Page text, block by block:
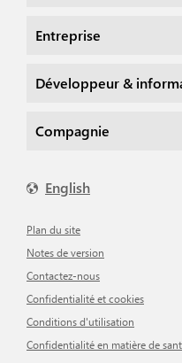
Entreprise
Développeur &
Compagnie
English
Plan du site
Notes de version
Contactez-nous
Confidentialité et cookies
Conditions d'utilisation
Confidentialité en matière de